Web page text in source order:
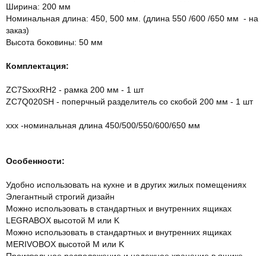
Ширина: 200 мм
Номинальная длина: 450, 500 мм. (длина 550 /600 /650 мм - на
заказ)
Высота боковины: 50 мм
Комплектация:
ZC7SхххRH2 - рамка 200 мм - 1 шт
ZC7Q020SH - поперчный разделитель со скобой 200 мм - 1 шт
ххх -номинальная длина 450/500/550/600/650 мм
Особенности:
Удобно использовать на кухне и в других жилых помещениях
Элегантный строгий дизайн
Можно использовать в стандартных и внутренних ящиках
LEGRABOX высотой M или K
Можно использовать в стандартных и внутренних ящиках
MERIVOBOX высотой M или K